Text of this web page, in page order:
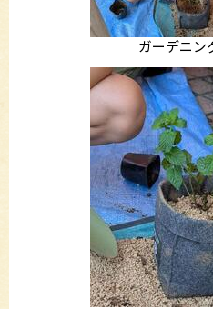
ガーデニン